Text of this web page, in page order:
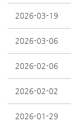
2026-03-19
2026-03-06
2026-02-06
2026-02-02
2026-01-29